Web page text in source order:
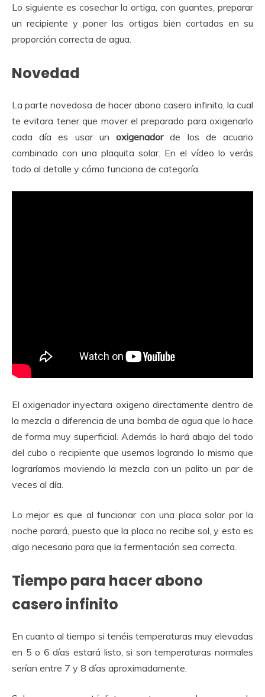
Lo siguiente es cosechar la ortiga, con guantes, preparar
un recipiente y poner las ortigas bien cortadas en su
proporción correcta de agua.
Novedad
La parte novedosa de hacer abono casero infinito, la cual
te evitara tener que mover el preparado para oxigenarlo
cada día es usar unoxigenadorde los de acuario
combinado con una plaquita solar. En el vídeo lo verás
todo al detalle y cómo funciona de categoría.
El oxigenador inyectara oxigeno directamente dentro de
la mezcla a diferencia de una bomba de agua que lo hace
de forma muy superficial. Además lo hará abajo del todo
del cubo o recipiente que usemos logrando lo mismo que
lograríamos moviendo la mezcla con un palito un par de
veces al día.
Lo mejor es que al funcionar con una placa solar por la
noche parará, puesto que la placa no recibe sol, y esto es
algo necesario para que la fermentación sea correcta.
Tiempo para hacer abono
casero infinito
En cuanto al tiempo si tenéis temperaturas muy elevadas
en 5 o 6 días estará listo, si son temperaturas normales
serían entre 7 y 8 días aproximadamente.